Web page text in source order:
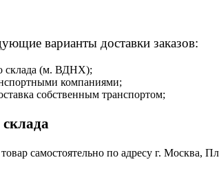
варианты доставки заказов:
склада (м. ВДНХ);
компаниями;
собственным транспортом;
самостоятельно по адресу г. Москва,